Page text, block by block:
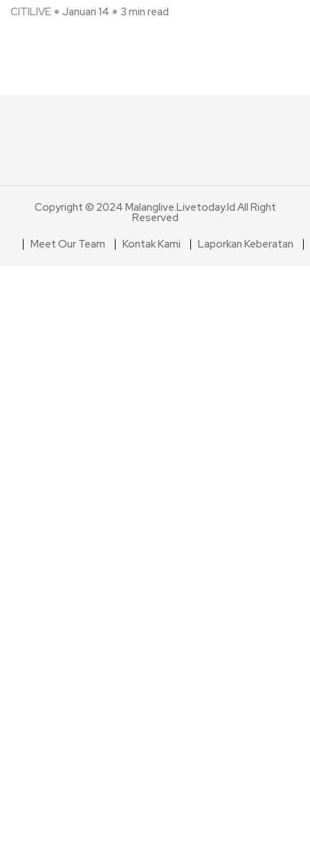
CITILIVE
Januari 14 3 min read
Copyright © 2024 Malanglive.livetoday.id All Right
Reserved
Meet Our Team
Kontak Kami Laporkan Keberatan